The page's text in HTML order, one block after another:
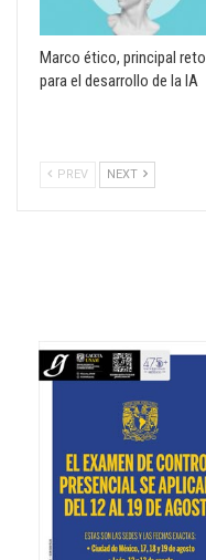
Marco ético, principal reto
para el desarrollo de la IA
PREV NEXT